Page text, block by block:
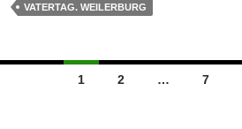
VATERTAG. WEILERBURG
Beitragsnavigation
1 2 … 7